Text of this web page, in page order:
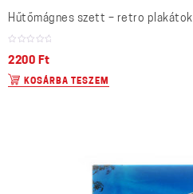
Hűtőmágnes szett – retro plakátok
2200 Ft
KOSÁRBA TESZEM